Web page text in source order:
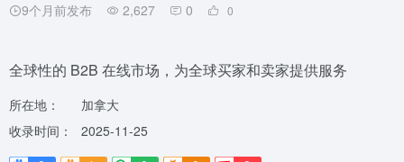
9个月前发布 2,627 0 0
全球性的 B2B 在线市场，为全球买家和卖家提供服务
所在地：
加拿大
收录时间：
2025-11-25